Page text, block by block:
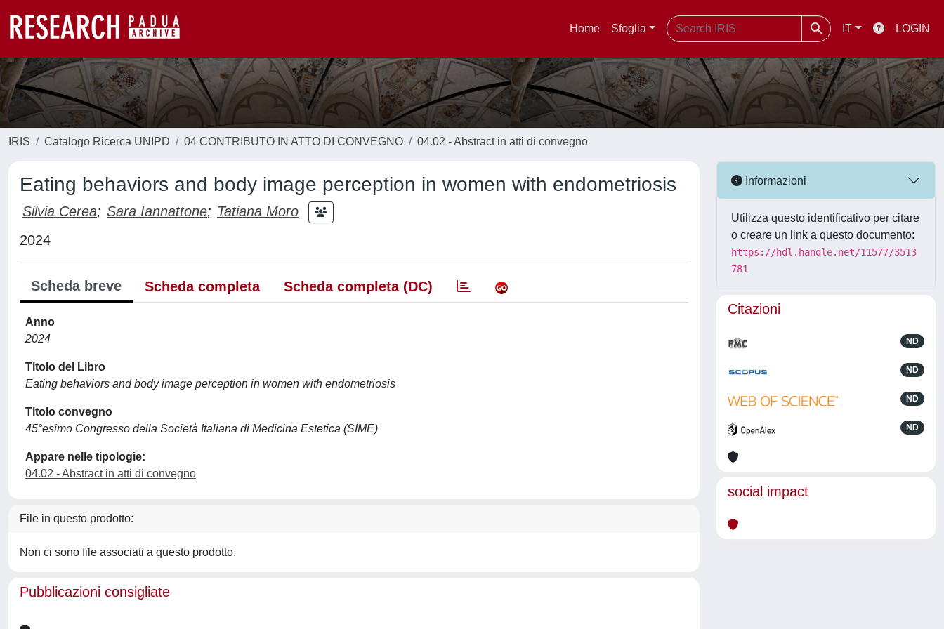
Home Sfoglia IT LOGIN
IRIS Catalogo Ricerca UNIPD 04 CONTRIBUTO IN ATTO DI CONVEGNO 04.02 - Abstract in atti di convegno
Eating behaviors and body image perception in women with endometriosis
Silvia Cerea; Sara Iannattone; Tatiana Moro
2024
Scheda breve Scheda completa Scheda completa (DC)
Anno
2024
Titolo del Libro
Eating behaviors and body image perception in women with endometriosis
Titolo convegno
45°esimo Congresso della Società Italiana di Medicina Estetica (SIME)
Appare nelle tipologie:
04.02 - Abstract in atti di convegno
File in questo prodotto:
Non ci sono file associati a questo prodotto.
Pubblicazioni consigliate
Informazioni
Utilizza questo identificativo per citare
o creare un link a questo documento:
https://hdl.handle.net/11577/3513
781
Citazioni
ND
ND
ND
ND
social impact